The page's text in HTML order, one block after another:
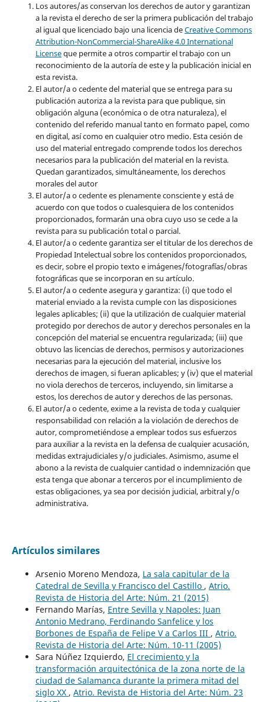
Los autores/as conservan los derechos de autor y garantizan
a la revista el derecho de ser la primera publicación del trabajo
al igual que licenciado bajo una licencia deCreative Commons
Attribution-NonCommercial-ShareAlike 4.0 International
Licenseque permite a otros compartir el trabajo con un
reconocimiento de la autoría de este y la publicación inicial en
esta revista.
El autor/a o cedente del material que se entrega para su
publicación autoriza a la revista para que publique, sin
obligación alguna (económica o de otra naturaleza), el
contenido del referido manual tanto en formato papel, como
en digital, así como en cualquier otro medio. Esta cesión de
uso del material entregado comprende todos los derechos
necesarios para la publicación del material en la revista.
Quedan garantizados, simultáneamente, los derechos
morales del autor
El autor/a o cedente es plenamente consciente y está de
acuerdo con que todos o cualesquiera de los contenidos
proporcionados, formarán una obra cuyo uso se cede a la
revista para su publicación total o parcial.
El autor/a o cedente garantiza ser el titular de los derechos de
Propiedad Intelectual sobre los contenidos proporcionados,
es decir, sobre el propio texto e imágenes/fotografías/obras
fotográficas que se incorporan en su artículo.
El autor/a o cedente asegura y garantiza: (i) que todo el
material enviado a la revista cumple con las disposiciones
legales aplicables; (ii) que la utilización de cualquier material
protegido por derechos de autor y derechos personales en la
concepción del material se encuentra regularizada; (iii) que
obtuvo las licencias de derechos, permisos y autorizaciones
necesarias para la ejecución del material, inclusive los
derechos de imagen, si fueran aplicables; y (iv) que el material
no viola derechos de terceros, incluyendo, sin limitarse a
estos, los derechos de autor y derechos de las personas.
El autor/a o cedente, exime a la revista de toda y cualquier
responsabilidad con relación a la violación de derechos de
autor, comprometiéndose a emplear todos sus esfuerzos
para auxiliar a la revista en la defensa de cualquier acusación,
medidas extrajudiciales y/o judiciales. Asimismo, asume el
abono a la revista de cualquier cantidad o indemnización que
esta tenga que abonar a terceros por el incumplimiento de
estas obligaciones, ya sea por decisión judicial, arbitral y/o
administrativa.
Artículos similares
Arsenio Moreno Mendoza, La sala capitular de la
Catedral de Sevilla y Francisco del Castillo , Atrio.
Revista de Historia del Arte: Núm. 21 (2015)
Fernando Marías, Entre Sevilla y Napoles: Juan
Antonio Medrano, Ferdinando Sanfelice y los
Borbones de España de Felipe V a Carlos III , Atrio.
Revista de Historia del Arte: Núm. 10-11 (2005)
Sara Núñez Izquierdo, El crecimiento y la
transformación arquitectónica de la zona norte de la
ciudad de Salamanca durante la primera mitad del
siglo XX , Atrio. Revista de Historia del Arte: Núm. 23